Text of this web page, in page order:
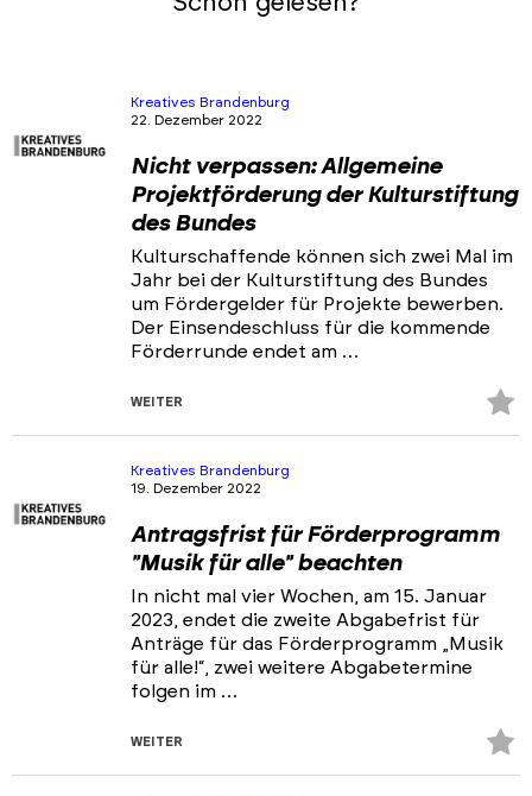
Kreatives Brandenburg
22. Dezember 2022
Nicht verpassen: Allgemeine
Projektförderung der Kulturstiftung
des Bundes
Kulturschaffende können sich zwei Mal im
Jahr bei der Kulturstiftung des Bundes
um Fördergelder für Projekte bewerben.
Der Einsendeschluss für die kommende
Förderrunde endet am …
WEITER
Kreatives Brandenburg
19. Dezember 2022
Antragsfrist für Förderprogramm
"Musik für alle" beachten
In nicht mal vier Wochen, am 15. Januar
2023, endet die zweite Abgabefrist für
Anträge für das Förderprogramm „Musik
für alle!“, zwei weitere Abgabetermine
folgen im …
WEITER